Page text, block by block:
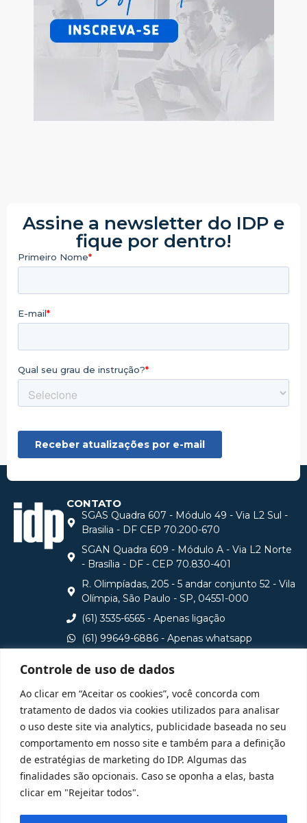
Controle de uso de dados
Ao clicar em “Aceitar os cookies”, você concorda com
tratamento de dados via cookies utilizados para analisar
o uso deste site via analytics, publicidade baseada no seu
comportamento em nosso site e também para a definição
de estratégias de marketing do IDP. Algumas das
finalidades são opcionais. Caso se oponha a elas, basta
clicar em "Rejeitar todos".
Assine a newsletter do IDP e
fique por dentro!
CONTATO
SGAS Quadra 607 - Módulo 49 - Via L2 Sul -
Brasilia - DF CEP 70.200-670
SGAN Quadra 609 - Módulo A - Via L2 Norte
- Brasília - DF - CEP 70.830-401
R. Olimpíadas, 205 - 5 andar conjunto 52 - Vila
Olímpia, São Paulo - SP, 04551-000
(61) 3535-6565 - Apenas ligação
(61) 99649-6886 - Apenas whatsapp
Consulte aqui o cadastro da Instituição no Sistema e-
MEC